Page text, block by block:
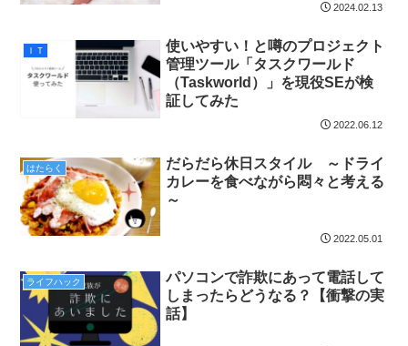
2024.02.13
ＩＴ
使いやすい！と噂のプロジェクト
管理ツール「タスクワールド
（Taskworld）」を現役SEが検
証してみた
2022.06.12
はたらく
だらだら休日スタイル ～ドライ
カレーを食べながら悶々と考える
～
2022.05.01
ライフハック
パソコンで詐欺にあって電話して
しまったらどうなる？【衝撃の実
話】